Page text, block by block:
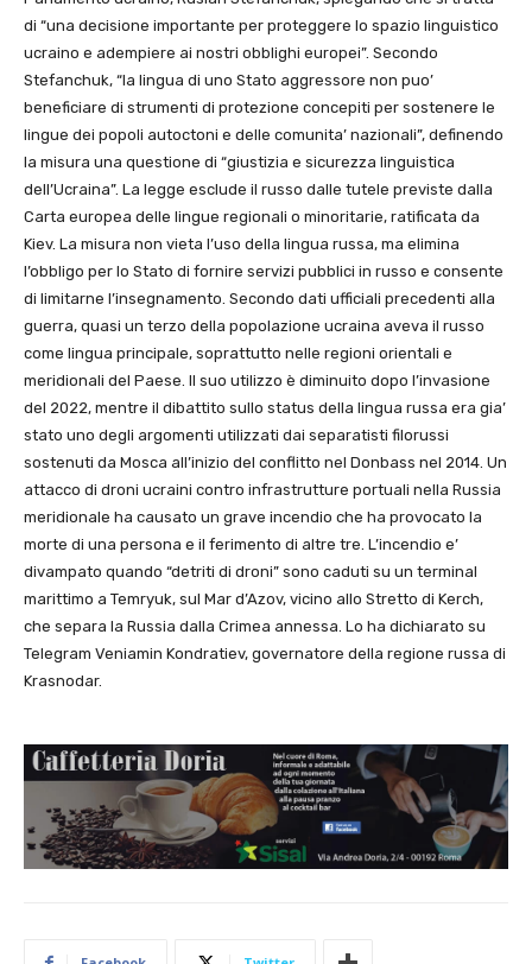
di “una decisione importante per proteggere lo spazio linguistico
ucraino e adempiere ai nostri obblighi europei”. Secondo
Stefanchuk, “la lingua di uno Stato aggressore non puo’
beneficiare di strumenti di protezione concepiti per sostenere le
lingue dei popoli autoctoni e delle comunita’ nazionali”, definendo
la misura una questione di “giustizia e sicurezza linguistica
dell’Ucraina”. La legge esclude il russo dalle tutele previste dalla
Carta europea delle lingue regionali o minoritarie, ratificata da
Kiev. La misura non vieta l’uso della lingua russa, ma elimina
l’obbligo per lo Stato di fornire servizi pubblici in russo e consente
di limitarne l’insegnamento. Secondo dati ufficiali precedenti alla
guerra, quasi un terzo della popolazione ucraina aveva il russo
come lingua principale, soprattutto nelle regioni orientali e
meridionali del Paese. Il suo utilizzo è diminuito dopo l’invasione
del 2022, mentre il dibattito sullo status della lingua russa era gia’
stato uno degli argomenti utilizzati dai separatisti filorussi
sostenuti da Mosca all’inizio del conflitto nel Donbass nel 2014. Un
attacco di droni ucraini contro infrastrutture portuali nella Russia
meridionale ha causato un grave incendio che ha provocato la
morte di una persona e il ferimento di altre tre. L’incendio e’
divampato quando “detriti di droni” sono caduti su un terminal
marittimo a Temryuk, sul Mar d’Azov, vicino allo Stretto di Kerch,
che separa la Russia dalla Crimea annessa. Lo ha dichiarato su
Telegram Veniamin Kondratiev, governatore della regione russa di
Krasnodar.